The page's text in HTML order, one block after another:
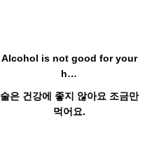
Alcohol is not good for your
h…
술은 건강에 좋지 않아요 조금만
먹어요.